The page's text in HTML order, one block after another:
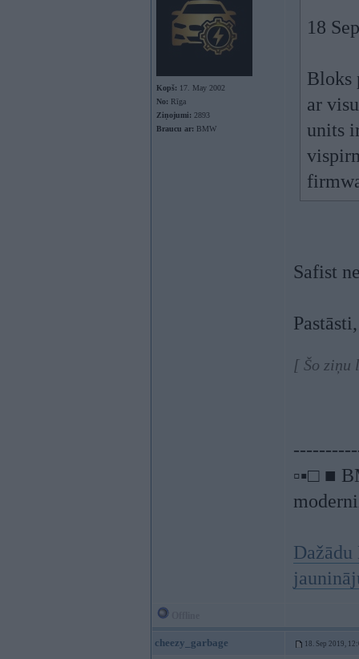
Kopš: 17. May 2002
No: Rīga
Ziņojumi: 2893
Braucu ar: BMW
18
Bloks
ar
units
Safist
[ Šo ziņu
▫▪□ ■
cheezy_garbage 18. Sep 2019,